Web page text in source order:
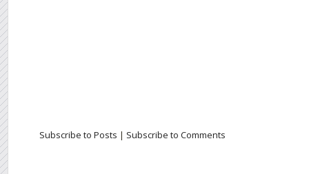
Subscribe to Posts | Subscribe to Comments